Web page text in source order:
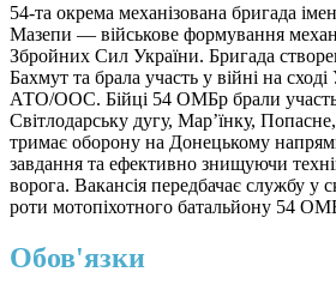
54-та окрема механізована бригада
Мазепи — військове формування
Збройних Сил України. Бригада
Бахмут та брала участь у війні на
АТО/ООС. Бійці 54 ОМБр брали участь
Світлодарську дугу, Мар’їнку,
тримає оборону на Донецькому
завдання та ефективно знищуючи
ворога. Вакансія передбачає службу у
роти мотопіхотного батальйону 54
Обов'язки